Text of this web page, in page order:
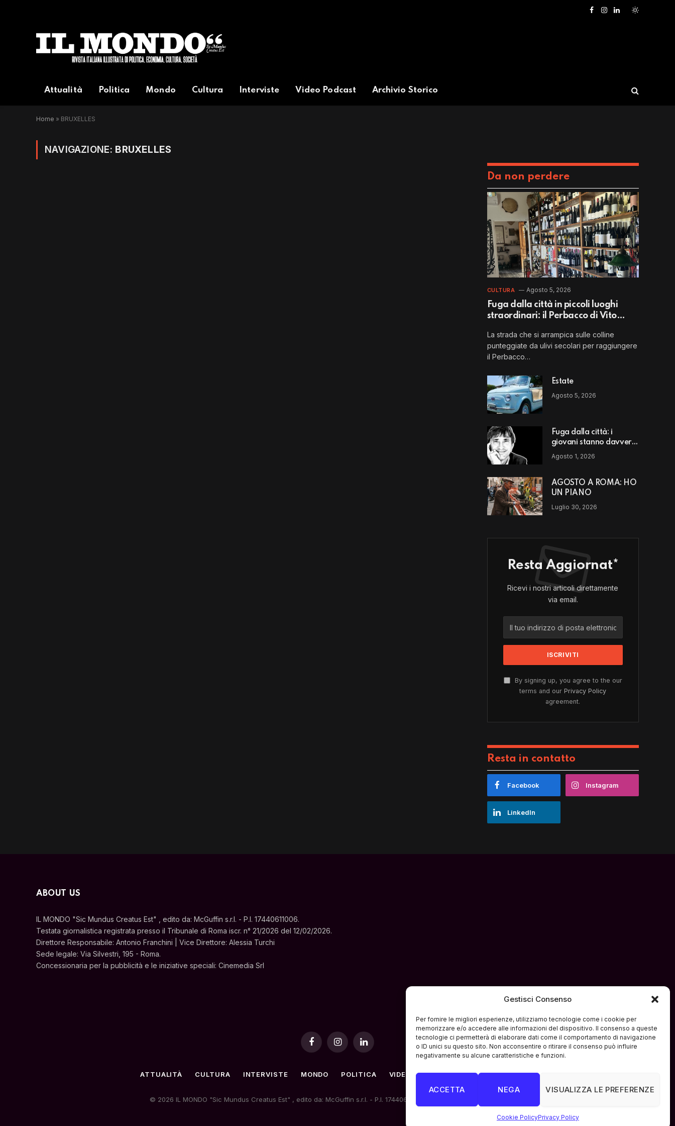
Gestisci Consenso
Per fornire le migliori esperienze, utilizziamo tecnologie come i cookie per
memorizzare e/o accedere alle informazioni del dispositivo. Il consenso a queste
tecnologie ci permetterà di elaborare dati come il comportamento di navigazione
o ID unici su questo sito. Non acconsentire o ritirare il consenso può influire
negativamente su alcune caratteristiche e funzioni.
ACCETTA NEGA VISUALIZZA LE PREFERENZE
Cookie PolicyPrivacy Policy
Facebook
Instagram
LinkedIn
Attualità Politica Mondo Cultura Interviste Video Podcast Archivio Storico
Home » BRUXELLES
NAVIGAZIONE: BRUXELLES
Da non perdere
CULTURA Agosto 5, 2026
Fuga dalla città in piccoli luoghi
straordinari: il Perbacco di Vito
La strada che si arrampica sulle colline
punteggiate da ulivi secolari per raggiungere
il Perbacco…
Estate
Agosto 5, 2026
Fuga dalla città: i
giovani stanno davvero
scappando da un luogo
o da un modello di vita?
Agosto 1, 2026
AGOSTO A ROMA: HO
UN PIANO
Luglio 30, 2026
Resta Aggiornat*
Ricevi i nostri articoli direttamente
via email.
By signing up, you agree to the our
terms and ourPrivacy Policy
agreement.
Resta in contatto
Facebook Instagram
LinkedIn
ABOUT US
IL MONDO "Sic Mundus Creatus Est" , edito da: McGuffin s.r.l. - P.I. 17440611006.
Testata giornalistica registrata presso il Tribunale di Roma iscr. n° 21/2026 del 12/02/2026.
Direttore Responsabile: Antonio Franchini | Vice Direttore: Alessia Turchi
Sede legale: Via Silvestri, 195 - Roma.
Concessionaria per la pubblicità e le iniziative speciali: Cinemedia Srl
FacebookInstagramLinkedIn
ATTUALITÀ CULTURA INTERVISTE MONDO POLITICA VIDEO PODCAST ARCHIVIO STORICO
© 2026 IL MONDO "Sic Mundus Creatus Est" , edito da: McGuffin s.r.l. - P.I. 17440611006. |